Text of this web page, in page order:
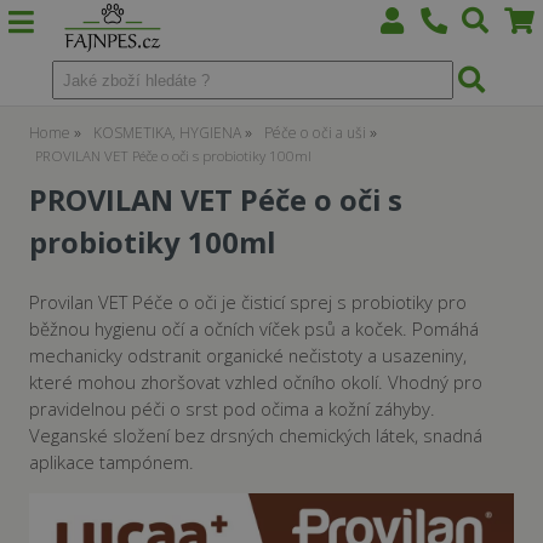
Home KOSMETIKA, HYGIENA Péče o oči a uši
PROVILAN VET Péče o oči s probiotiky 100ml
PROVILAN VET Péče o oči s
probiotiky 100ml
Provilan VET Péče o oči je čisticí sprej s probiotiky pro
běžnou hygienu očí a očních víček psů a koček. Pomáhá
mechanicky odstranit organické nečistoty a usazeniny,
které mohou zhoršovat vzhled očního okolí. Vhodný pro
pravidelnou péči o srst pod očima a kožní záhyby.
Veganské složení bez drsných chemických látek, snadná
aplikace tampónem.